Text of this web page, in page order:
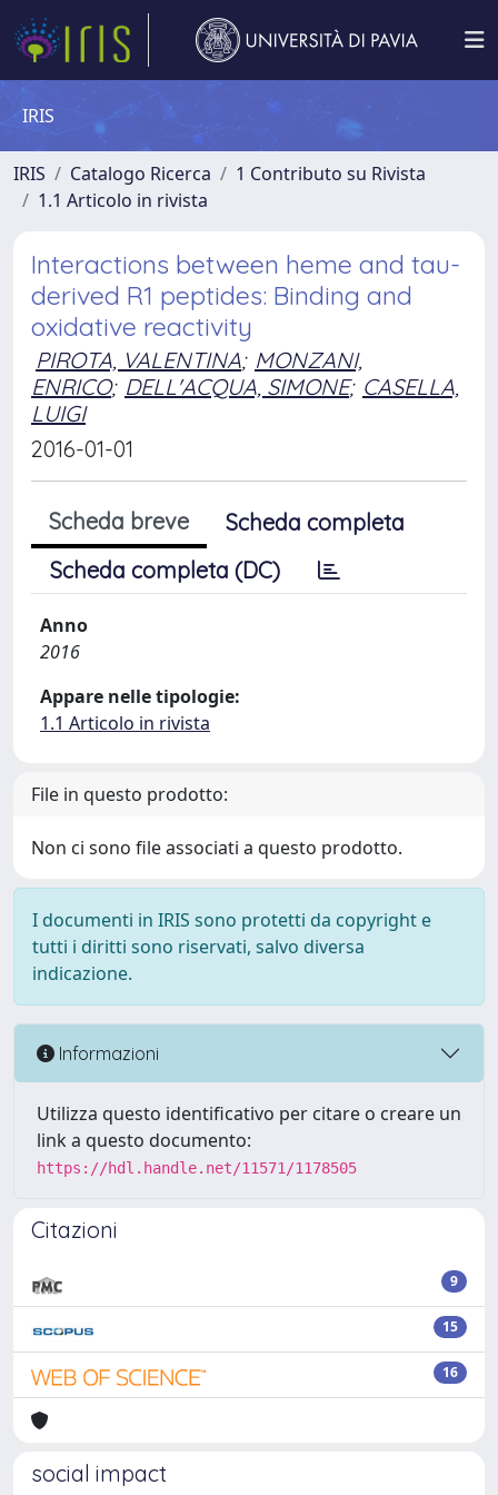
IRIS
IRIS Catalogo Ricerca
1 Contributo su Rivista
1.1 Articolo in rivista
Interactions between heme and tau-
derived R1 peptides: Binding and
oxidative reactivity
PIROTA, VALENTINA; MONZANI,
ENRICO; DELL'ACQUA, SIMONE; CASELLA,
LUIGI
2016-01-01
Scheda breve
Scheda completa
Scheda completa (DC)
Anno
2016
Appare nelle tipologie:
1.1 Articolo in rivista
File in questo prodotto:
Non ci sono file associati a questo prodotto.
I documenti in IRIS sono protetti da copyright e
tutti i diritti sono riservati, salvo diversa
indicazione.
Informazioni
Utilizza questo identificativo per citare o creare un
link a questo documento:
https://hdl.handle.net/11571/1178505
Citazioni
9
15
16
social impact